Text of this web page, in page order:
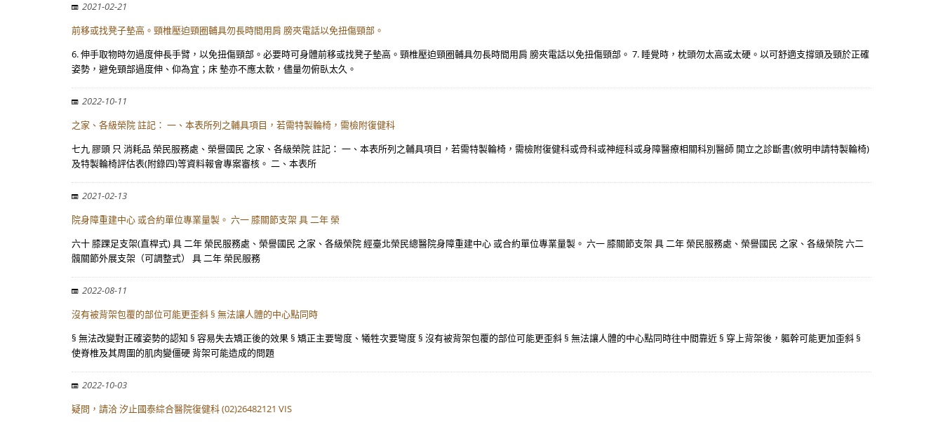
2021-02-21
前移或找凳子墊高。頸椎壓迫頸圈輔具勿長時間用肩 膀夾電話以免扭傷頸部。
6. 伸手取物時勿過度伸長手臂，以免扭傷頸部。必要時可身體前移或找凳子墊高。頸椎壓迫頸圈輔具勿長時間用肩 膀夾電話以免扭傷頸部。 7. 睡覺時，枕頭勿太高或太硬。以可舒適支撐頭及頸於正確
姿勢，避免頸部過度伸、仰為宜；床 墊亦不應太軟，儘量勿俯臥太久。
2022-10-11
之家、各級榮院 註記： 一、本表所列之輔具項目，若需特製輪椅，需檢附復健科
七九 膠頭 只 消耗品 榮民服務處、榮譽國民 之家、各級榮院 註記： 一、本表所列之輔具項目，若需特製輪椅，需檢附復健科或骨科或神經科或身障醫療相關科別醫師 開立之診斷書(敘明申請特製輪椅)
及特製輪椅評估表(附錄四)等資料報會專案審核。 二、本表所
2021-02-13
院身障重建中心 或合約單位專業量製。 六一 膝關節支架 具 二年 榮
六十 膝踝足支架(直桿式) 具 二年 榮民服務處、榮譽國民 之家、各級榮院 經臺北榮民總醫院身障重建中心 或合約單位專業量製。 六一 膝關節支架 具 二年 榮民服務處、榮譽國民 之家、各級榮院 六二
髖關節外展支架（可調整式） 具 二年 榮民服務
2022-08-11
沒有被背架包覆的部位可能更歪斜 § 無法讓人體的中心點同時
§ 無法改變對正確姿勢的認知 § 容易失去矯正後的效果 § 矯正主要彎度、犧牲次要彎度 § 沒有被背架包覆的部位可能更歪斜 § 無法讓人體的中心點同時往中間靠近 § 穿上背架後，軀幹可能更加歪斜 §
使脊椎及其周圍的肌肉變僵硬 背架可能造成的問題
2022-10-03
疑問，請洽 汐止國泰綜合醫院復健科 (02)26482121 VIS